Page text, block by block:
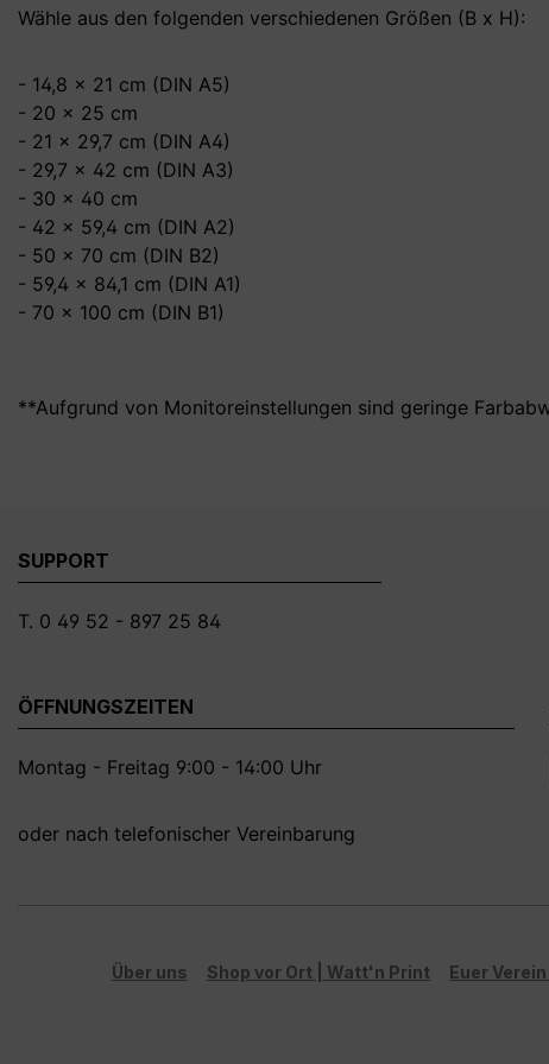
Wähle aus den folgenden verschiedenen Größen (B x H):
- 14,8 x 21 cm (DIN A5)
- 20 x 25 cm
- 21 x 29,7 cm (DIN A4)
- 29,7 x 42 cm (DIN A3)
- 30 x 40 cm
- 42 x 59,4 cm (DIN A2)
- 50 x 70 cm (DIN B2)
- 59,4 x 84,1 cm (DIN A1)
- 70 x 100 cm (DIN B1)
**Aufgrund von Monitoreinstellungen sind geringe
SUPPORT
T. 0 49 52 - 897 25 84
ÖFFNUNGSZEITEN
Montag - Freitag 9:00 - 14:00 Uhr
oder nach telefonischer Vereinbarung
Über uns Shop vor Ort | Watt'n Print Euer